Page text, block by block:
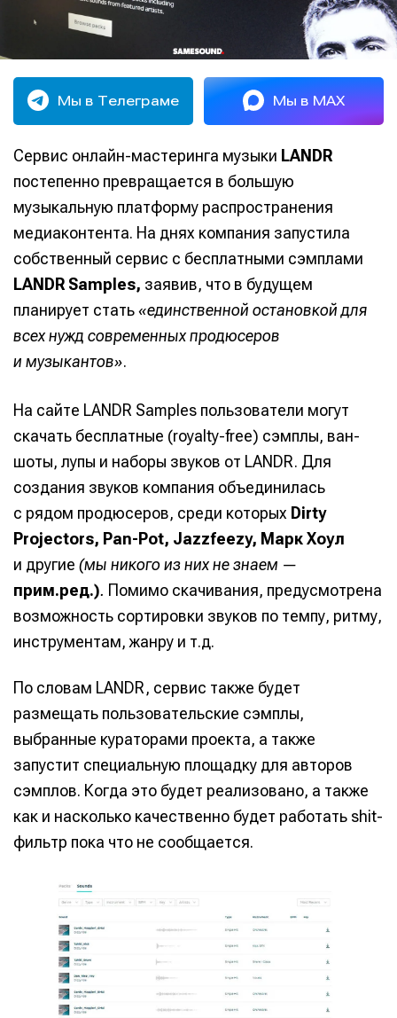
Мы в Телеграме Мы в MAX
Сервис онлайн-мастеринга музыки LANDR
постепенно превращается в большую
музыкальную платформу распространения
медиаконтента. На днях компания запустила
собственный сервис с бесплатными сэмплами
LANDR Samples, заявив, что в будущем
планирует стать«единственной остановкой для
всех нужд современных продюсеров
и музыкантов».
На сайте LANDR Samples пользователи могут
скачать бесплатные (royalty-free) сэмплы, ван-
шоты, лупы и наборы звуков от LANDR. Для
создания звуков компания объединилась
с рядом продюсеров, среди которых Dirty
Projectors, Pan-Pot, Jazzfeezy, Марк Хоул
и другие (мы никого из них не знаем —
прим.ред.). Помимо скачивания, предусмотрена
возможность сортировки звуков по темпу, ритму,
инструментам, жанру и т.д.
По словам LANDR, сервис также будет
размещать пользовательские сэмплы,
выбранные кураторами проекта, а также
запустит специальную площадку для авторов
сэмплов. Когда это будет реализовано, а также
как и насколько качественно будет работать shit-
фильтр пока что не сообщается.